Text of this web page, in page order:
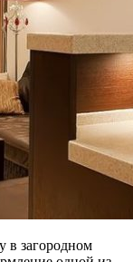
в загородном